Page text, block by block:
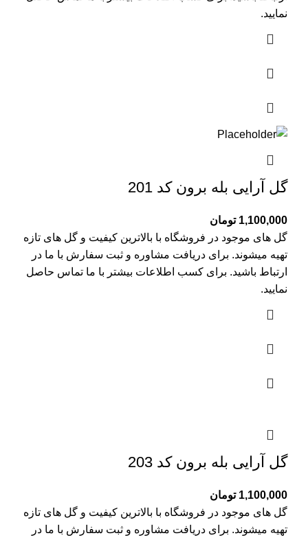
نمایید.
گل آرایی بله برون کد 201
1,100,000 تومان
گل های موجود در فروشگاه با بالاترین کیفیت و گل های تازه
تهیه میشوند. برای دریافت مشاوره و ثبت سفارش با ما در
ارتباط باشید. برای کسب اطلاعات بیشتر با ما تماس حاصل
نمایید.
گل آرایی بله برون کد 203
1,100,000 تومان
گل های موجود در فروشگاه با بالاترین کیفیت و گل های تازه
تهیه میشوند. برای دریافت مشاوره و ثبت سفارش با ما در